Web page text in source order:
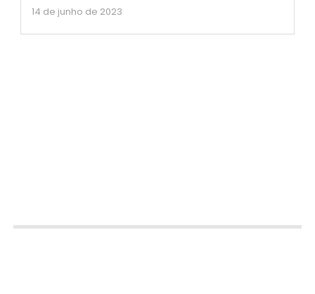
14 de junho de 2023